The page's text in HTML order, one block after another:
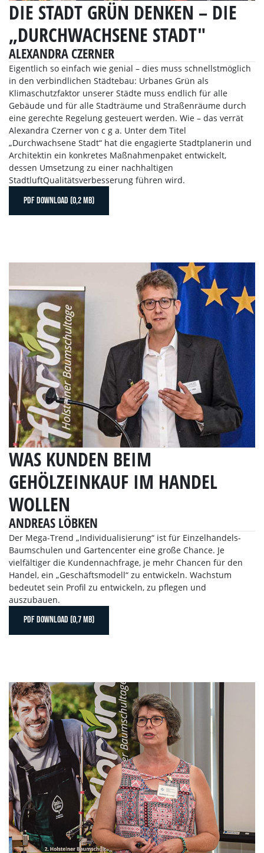
DIE STADT GRÜN DENKEN – DIE
„DURCHWACHSENE STADT"
ALEXANDRA CZERNER
Eigentlich so einfach wie genial – dies muss schnellstmöglich
in den verbindlichen Städtebau: Urbanes Grün als
Klimaschutzfaktor unserer Städte muss endlich für alle
Gebäude und für alle Stadträume und Straßenräume durch
eine gerechte Regelung gesteuert werden. Wie – das verrät
Alexandra Czerner von c g a. Unter dem Titel
„Durchwachsene Stadt“ hat die engagierte Stadtplanerin und
Architektin ein konkretes Maßnahmenpaket entwickelt,
dessen Umsetzung zu einer nachhaltigen
StadtluftQualitätsverbesserung führen wird.
PDF DOWNLOAD (0,2 MB)
WAS KUNDEN BEIM
GEHÖLZEINKAUF IM HANDEL
WOLLEN
ANDREAS LÖBKEN
Der Mega-Trend „Individualisierung“ ist für Einzelhandels-
Baumschulen und Gartencenter eine große Chance. Je
vielfältiger die Kundennachfrage, je mehr Chancen für den
Handel, ein „Geschäftsmodell“ zu entwickeln. Wachstum
bedeutet sein Profil zu entwickeln, zu pflegen und
auszubauen.
PDF DOWNLOAD (0,7 MB)